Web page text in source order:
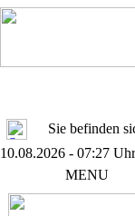
Sie befinden
10.08.2026 - 07:27 Uhr
MENU